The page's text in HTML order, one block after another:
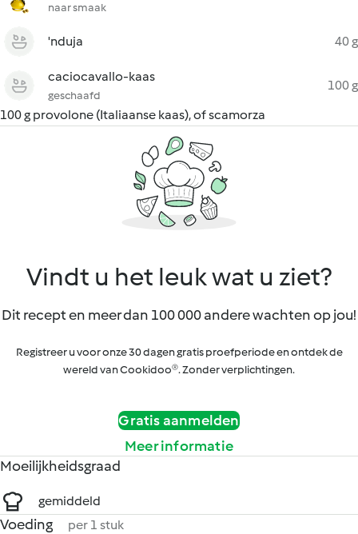
naar smaak
'nduja 40 g
caciocavallo-kaas
geschaafd
100 g
100 g provolone (Italiaanse kaas), of scamorza
Vindt u het leuk wat u ziet?
Dit recept en meer dan 100 000 andere wachten op jou!
Registreer u voor onze 30 dagen gratis proefperiode en ontdek de
wereld van Cookidoo®. Zonder verplichtingen.
Gratis aanmelden
Meer informatie
Moeilijkheidsgraad
gemiddeld
Voeding per 1 stuk